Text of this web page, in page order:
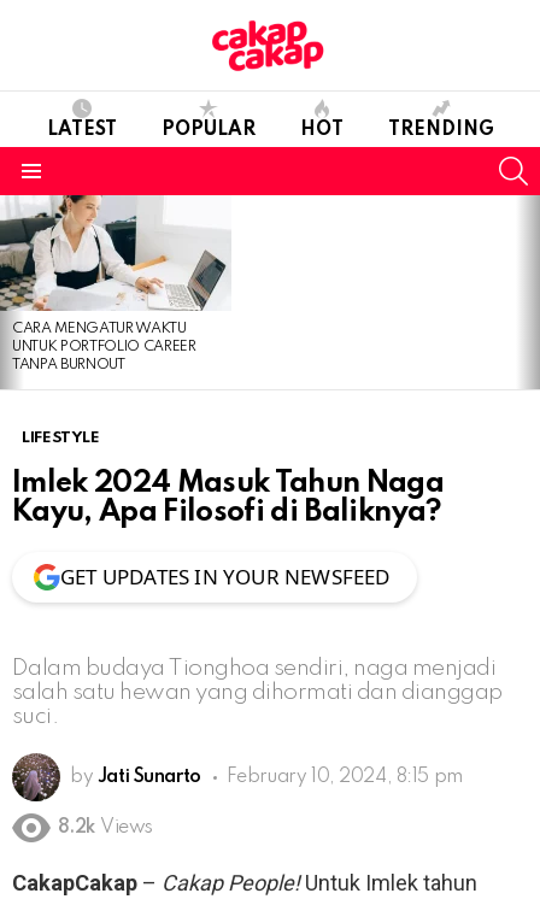
LATEST POPULAR HOT TRENDING
LATEST
STORIES
CARA MENGATUR WAKTU
UNTUK PORTFOLIO CAREER
TANPA BURNOUT
LIFESTYLE
Imlek 2024 Masuk Tahun Naga
Kayu, Apa Filosofi di Baliknya?
GET UPDATES IN YOUR NEWSFEED
Dalam budaya Tionghoa sendiri, naga menjadi
salah satu hewan yang dihormati dan dianggap
suci.
by Jati Sunarto February 10, 2024, 8:15 pm
8.2k Views
CakapCakap – Cakap People!Untuk Imlek tahun